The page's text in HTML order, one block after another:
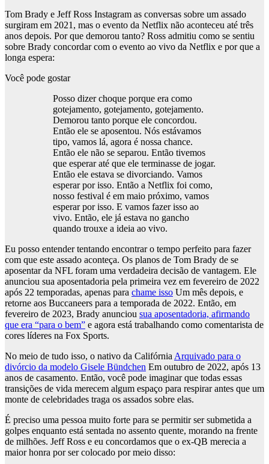
Tom Brady e Jeff Ross Instagram as conversas sobre um assado
surgiram em 2021, mas o evento da Netflix não aconteceu até três
anos depois. Por que demorou tanto? Ross admitiu como se sentiu
sobre Brady concordar com o evento ao vivo da Netflix e por que a
longa espera:
Você pode gostar
Posso dizer choque porque era como
gotejamento, gotejamento, gotejamento.
Demorou tanto porque ele concordou.
Então ele se aposentou. Nós estávamos
tipo, vamos lá, agora é nossa chance.
Então ele não se separou. Então tivemos
que esperar até que ele terminasse de jogar.
Então ele estava se divorciando. Vamos
esperar por isso. Então a Netflix foi como,
nosso festival é em maio próximo, vamos
esperar por isso. E vamos fazer isso ao
vivo. Então, ele já estava no gancho
quando trouxe a ideia ao vivo.
Eu posso entender tentando encontrar o tempo perfeito para fazer
com que este assado aconteça. Os planos de Tom Brady de se
aposentar da NFL foram uma verdadeira decisão de vantagem. Ele
anunciou sua aposentadoria pela primeira vez em fevereiro de 2022
após 22 temporadas, apenas para chame isso Um mês depois, e
retorne aos Buccaneers para a temporada de 2022. Então, em
fevereiro de 2023, Brady anunciou sua aposentadoria, afirmando
que era “para o bem” e agora está trabalhando como comentarista de
cores líderes na Fox Sports.
No meio de tudo isso, o nativo da CalifórniaArquivado para o
divórcio da modelo Gisele Bündchen Em outubro de 2022, após 13
anos de casamento. Então, você pode imaginar que todas essas
transições de vida merecem algum espaço para respirar antes que um
monte de celebridades traga os assados ​​sobre elas.
É preciso uma pessoa muito forte para se permitir ser submetida a
golpes enquanto está sentada no assento quente, morando na frente
de milhões. Jeff Ross e eu concordamos que o ex-QB merecia a
maior honra por ser colocado por meio disso: